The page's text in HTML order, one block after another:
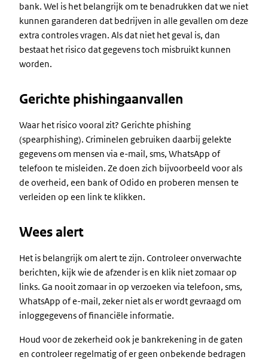
bank. Wel is het belangrijk om te benadrukken dat we niet
kunnen garanderen dat bedrijven in alle gevallen om deze
extra controles vragen. Als dat niet het geval is, dan
bestaat het risico dat gegevens toch misbruikt kunnen
worden.
Gerichte phishingaanvallen
Waar het risico vooral zit? Gerichte phishing
(spearphishing). Criminelen gebruiken daarbij gelekte
gegevens om mensen via e-mail, sms, WhatsApp of
telefoon te misleiden. Ze doen zich bijvoorbeeld voor als
de overheid, een bank of Odido en proberen mensen te
verleiden op een link te klikken.
Wees alert
Het is belangrijk om alert te zijn. Controleer onverwachte
berichten, kijk wie de afzender is en klik niet zomaar op
links. Ga nooit zomaar in op verzoeken via telefoon, sms,
WhatsApp of e-mail, zeker niet als er wordt gevraagd om
inloggegevens of financiële informatie.
Houd voor de zekerheid ook je bankrekening in de gaten
en controleer regelmatig of er geen onbekende bedragen